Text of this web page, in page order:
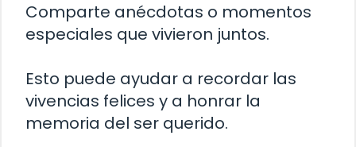
Comparte anécdotas o momentos
especiales que vivieron juntos.
Esto puede ayudar a recordar las
vivencias felices y a honrar la
memoria del ser querido.